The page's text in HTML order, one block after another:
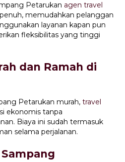
Petarukan agen travel
memudahkan pelanggan
layanan kapan pun
fleksibilitas yang tinggi
dan Ramah di
Petarukan murah, travel
ekonomis tanpa
Biaya ini sudah termasuk
selama perjalanan.